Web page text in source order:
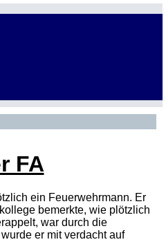
FA
ein Feuerwehrmann. Er
bemerkte, wie plötzlich
war durch die
er mit verdacht auf